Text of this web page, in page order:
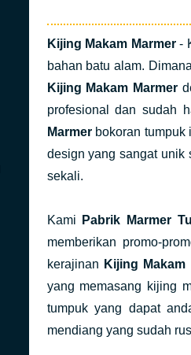
Kijing Makam Marmer-
bahan batu alam.
Kijing Makam Marmer
profesional dan sudah
Marmer bokoran
design yang sangat unik
sekali.
Kami Pabrik Marmer
memberikan promo-
kerajinan Kijing Makam
yang memasang kijing
tumpuk yang dapat
mendiang yang sudah